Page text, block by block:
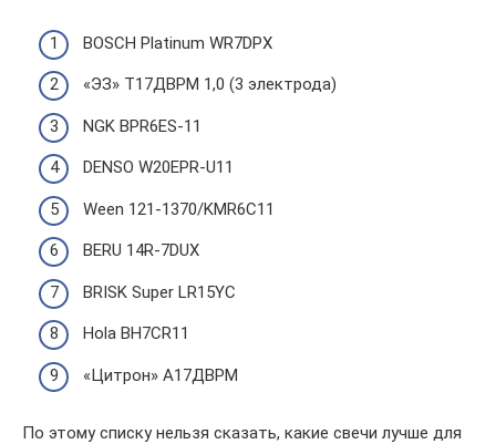
BOSCH Platinum WR7DPX
«ЭЗ» Т17ДВРМ 1,0 (3 электрода)
NGK BPR6ES-11
DENSO W20EPR-U11
Ween 121-1370/KMR6C11
BERU 14R-7DUX
BRISK Super LR15YC
Hola BH7CR11
«Цитрон» А17ДВРМ
По этому списку нельзя сказать, какие свечи лучше для